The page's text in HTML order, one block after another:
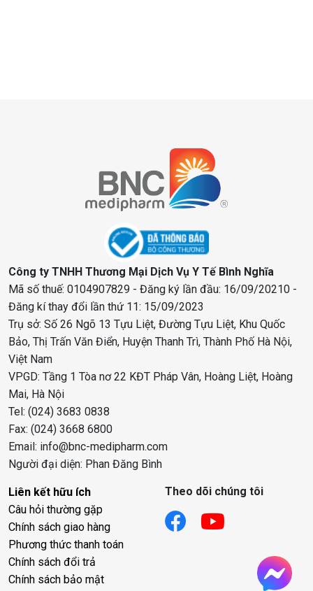
Công ty TNHH Thương Mại Dịch Vụ Y Tế Bình Nghĩa
Mã số thuế: 0104907829 - Đăng ký lần đầu: 16/09/20210 -
Đăng kí thay đổi lần thứ 11: 15/09/2023
Trụ sở: Số 26 Ngõ 13 Tựu Liệt, Đường Tựu Liệt, Khu Quốc
Bảo, Thị Trấn Văn Điển, Huyện Thanh Trì, Thành Phố Hà Nội,
Việt Nam
VPGD: Tầng 1 Tòa nơ 22 KĐT Pháp Vân, Hoàng Liệt, Hoàng
Mai, Hà Nội
Tel: (024) 3683 0838
Fax: (024) 3668 6800
Email: info@bnc-medipharm.com
Người đại diện: Phan Đăng Bình
Liên kết hữu ích
Câu hỏi thường gặp
Chính sách giao hàng
Phương thức thanh toán
Chính sách đổi trả
Chính sách bảo mật
Theo dõi chúng tôi